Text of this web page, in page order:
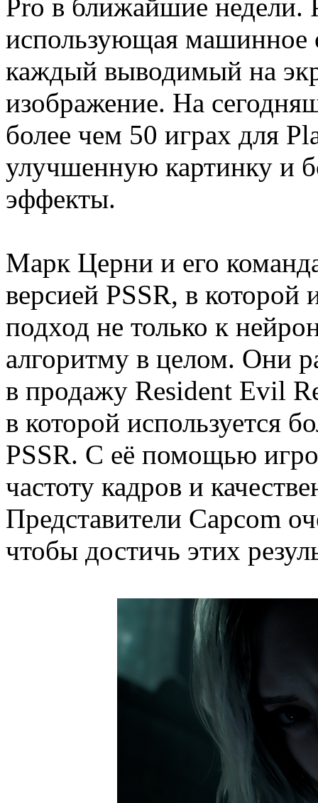
Pro в ближайшие недели.
использующая машинное
каждый выводимый на
изображение. На
более чем 50 играх для
улучшенную картинку и
эффекты.
Марк Церни и его
версией PSSR, в которой
подход не только к
алгоритму в целом. Они
в продажу Resident Evil
в которой используется
PSSR. С её помощью
частоту кадров и
Представители Capcom
чтобы достичь этих